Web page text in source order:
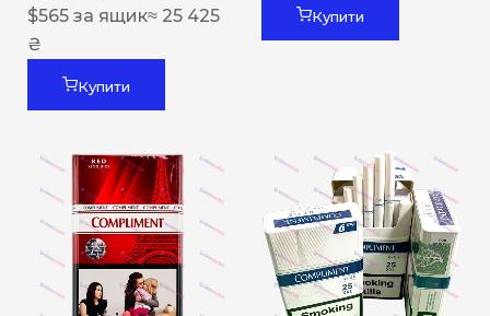
$565 за ящик≈ 25 425
₴
Купити
Купити